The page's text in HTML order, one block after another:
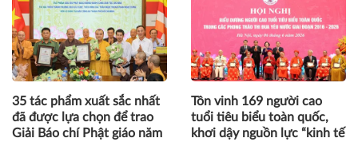
35 tác phẩm xuất sắc nhất
đã được lựa chọn để trao
Giải Báo chí Phật giáo năm
Tôn vinh 169 người cao
tuổi tiêu biểu toàn quốc,
khơi dậy nguồn lực “kinh tế